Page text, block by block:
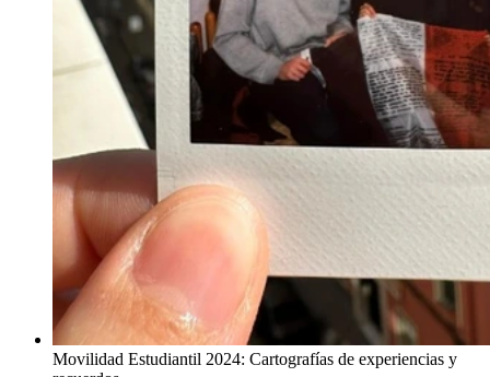
Movilidad Estudiantil 2024: Cartografías de experiencias y